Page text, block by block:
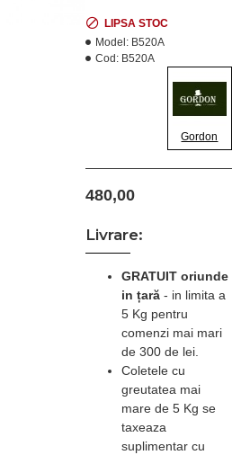
- lame inoxidabile;
- motor cu vibratii,
silentios;
- levier lateral pentru
ajustarea lungimii de
- contine 4 gratare:
curatare si ulei;
Productie: Italia.
480,00
LIPSA STOC
Model: B520A
Cod: B520A
Gordon
Livrare:
GRATUIT oriunde
in țară - in limita a
5 Kg pentru
comenzi mai mari
de 300 de lei.
Coletele cu
greutatea mai
mare de 5 Kg se
taxeaza
suplimentar cu